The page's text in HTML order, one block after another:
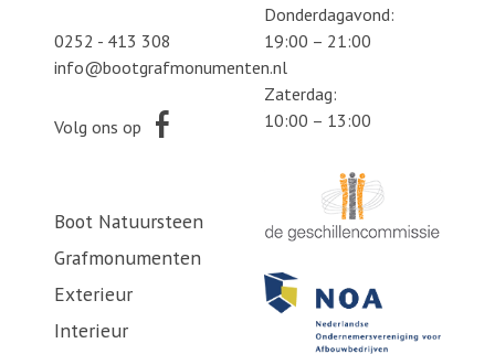
0252 - 413 308
info@bootgrafmonumenten.nl
Volg ons op
Donderdagavond:
19:00 – 21:00
Zaterdag:
10:00 – 13:00
Boot Natuursteen
Grafmonumenten
Exterieur
Interieur